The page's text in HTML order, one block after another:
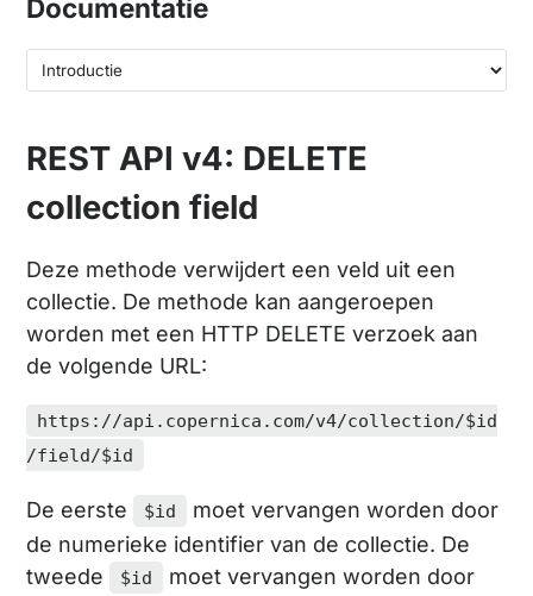
Documentatie
REST API v4: DELETE
collection field
Deze methode verwijdert een veld uit een
collectie. De methode kan aangeroepen
worden met een HTTP DELETE verzoek aan
de volgende URL:
https://api.copernica.com/v4/collection/$id
/field/$id
De eerste $id
moet vervangen worden door
de numerieke identifier van de collectie. De
tweede
$id
moet vervangen worden door